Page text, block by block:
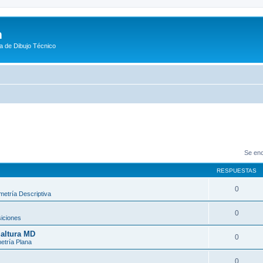
de Dibujo Técnico
Se
RESPUESTAS
Descriptiva
0
0
MD
Plana
0
0